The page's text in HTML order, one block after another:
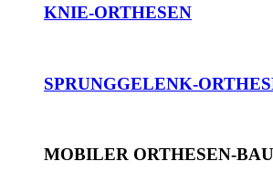
KNIE-ORTHESEN
SPRUNGGELENK-
MOBILER ORTHESEN-